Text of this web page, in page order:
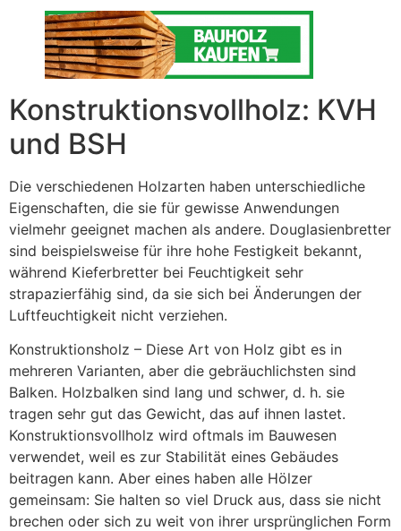
Konstruktionsvollholz: KVH
und BSH
Die verschiedenen Holzarten haben unterschiedliche
Eigenschaften, die sie für gewisse Anwendungen
vielmehr geeignet machen als andere. Douglasienbretter
sind beispielsweise für ihre hohe Festigkeit bekannt,
während Kieferbretter bei Feuchtigkeit sehr
strapazierfähig sind, da sie sich bei Änderungen der
Luftfeuchtigkeit nicht verziehen.
Konstruktionsholz – Diese Art von Holz gibt es in
mehreren Varianten, aber die gebräuchlichsten sind
Balken. Holzbalken sind lang und schwer, d. h. sie
tragen sehr gut das Gewicht, das auf ihnen lastet.
Konstruktionsvollholz wird oftmals im Bauwesen
verwendet, weil es zur Stabilität eines Gebäudes
beitragen kann. Aber eines haben alle Hölzer
gemeinsam: Sie halten so viel Druck aus, dass sie nicht
brechen oder sich zu weit von ihrer ursprünglichen Form